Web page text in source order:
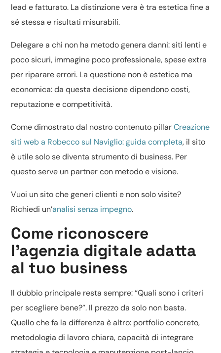
lead e fatturato. La distinzione vera è tra estetica fine a
sé stessa e risultati misurabili.
Delegare a chi non ha metodo genera danni: siti lenti e
poco sicuri, immagine poco professionale, spese extra
per riparare errori. La questione non è estetica ma
economica: da questa decisione dipendono costi,
reputazione e competitività.
Come dimostrato dal nostro contenuto pillarCreazione
siti web a Robecco sul Naviglio: guida completa, il sito
è utile solo se diventa strumento di business. Per
questo serve un partner con metodo e visione.
Vuoi un sito che generi clienti e non solo visite?
Richiedi un’analisi senza impegno.
Come riconoscere
l’agenzia digitale adatta
al tuo business
Il dubbio principale resta sempre: “Quali sono i criteri
per scegliere bene?”. Il prezzo da solo non basta.
Quello che fa la differenza è altro: portfolio concreto,
metodologia di lavoro chiara, capacità di integrare